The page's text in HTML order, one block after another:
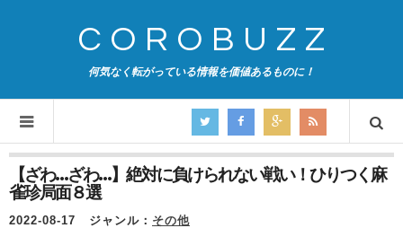
COROBUZZ
何気なく転がっている情報を価値あるものに！
【ざわ…ざわ…】絶対に負けられない戦い！ひりつく麻
雀珍局面８選
2022-08-17 ジャンル： その他